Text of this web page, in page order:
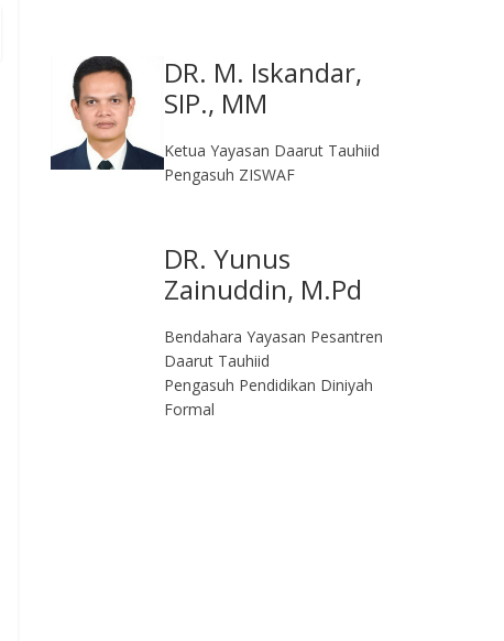
DR. M. Iskandar,
SIP., MM
Ketua Yayasan Daarut Tauhiid
Pengasuh ZISWAF
DR. Yunus
Zainuddin, M.Pd
Bendahara Yayasan Pesantren
Daarut Tauhiid
Pengasuh Pendidikan Diniyah
Formal